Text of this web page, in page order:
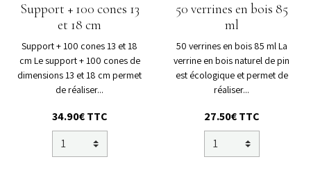
Support + 100 cones 13
et 18 cm
Support + 100 cones 13 et 18
cm Le support + 100 cones de
dimensions 13 et 18 cm permet
de réaliser...
34.90€ TTC
50 verrines en bois 85
ml
50 verrines en bois 85 ml La
verrine en bois naturel de pin
est écologique et permet de
réaliser...
27.50€ TTC